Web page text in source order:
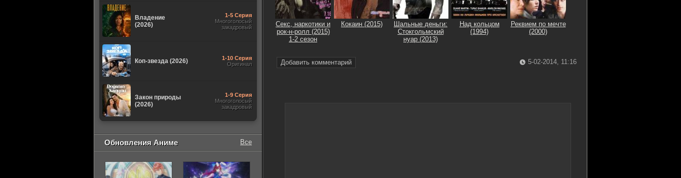
Секс, наркотики и
рок-н-ролл (2015)
1-2 сезон
Кокаин (2015)
Шальные деньги:
Стокгольмский
нуар (2013)
Над кольцом
(1994)
Реквием по мечте
(2000)
Добавить комментарий 5-02-2014, 11:16
Владение
(2026)
1-5 Серия
Многоголосый
закадровый
Коп-звезда (2026)
1-10 Серия
Оригинал
Закон природы
(2026)
1-9 Серия
Многоголосый
закадровый
Обновления Аниме Все